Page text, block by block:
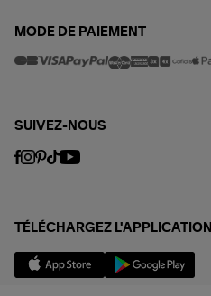
MODE DE PAIEMENT
SUIVEZ-NOUS
TÉLÉCHARGEZ L'APPLICATION